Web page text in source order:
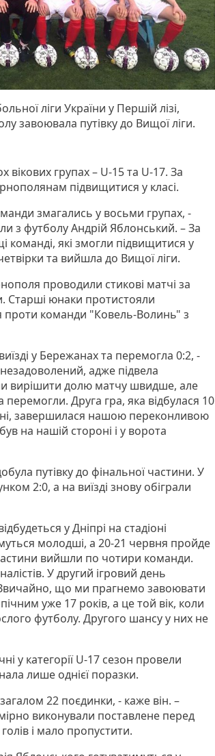
ліги України у Першій лізі,
завоювала путівку до Вищої ліги.
вікових групах – U-15 та U-17. За
підвищитися у класі.
змагались у восьми групах, -
з футболу Андрій Яблонський. – За
які змогли підвищитися у
та вийшла до Вищої ліги.
проводили стикові матчі за
Старші юнаки протистояли
проти команди "Ковель-Волинь" з
у Бережанах та перемогла 0:2, -
адже підвела
вирішити долю матчу швидше, але
перемогли. Друга гра, яка відбулася 10
завершилася нашою переконливою
на нашій стороні і у ворота
путівку до фінальної частини. У
2:0, а на виїзді знову обіграли
у Дніпрі на стадіоні
молодші, а 20-21 червня пройде
вийшли по чотири команди.
У другий ігровий день
Звичайно, що ми прагнемо завоювати
уже 17 років, а це той вік, коли
футболу. Другого шансу у них не
у категорії U-17 сезон провели
лише однієї поразки.
22 поєдинки, - каже він. –
виконували поставлене перед
і мало пропустити.